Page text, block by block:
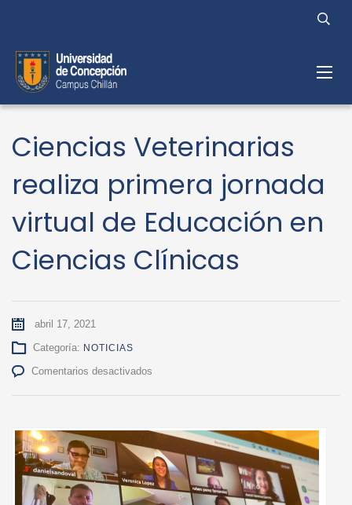
Ciencias Veterinarias
realiza primera jornada
virtual de Educación en
Ciencias Clínicas
abril 17, 2021
Categoría: NOTICIAS
Comentarios desactivados
primera
jornada
virtual
de
Educación